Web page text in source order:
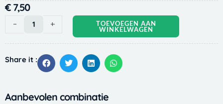
€7,50
-
Vitamix
aantal
+ TOEVOEGEN AAN
WINKELWAGEN
Share it :
Aanbevolen combinatie